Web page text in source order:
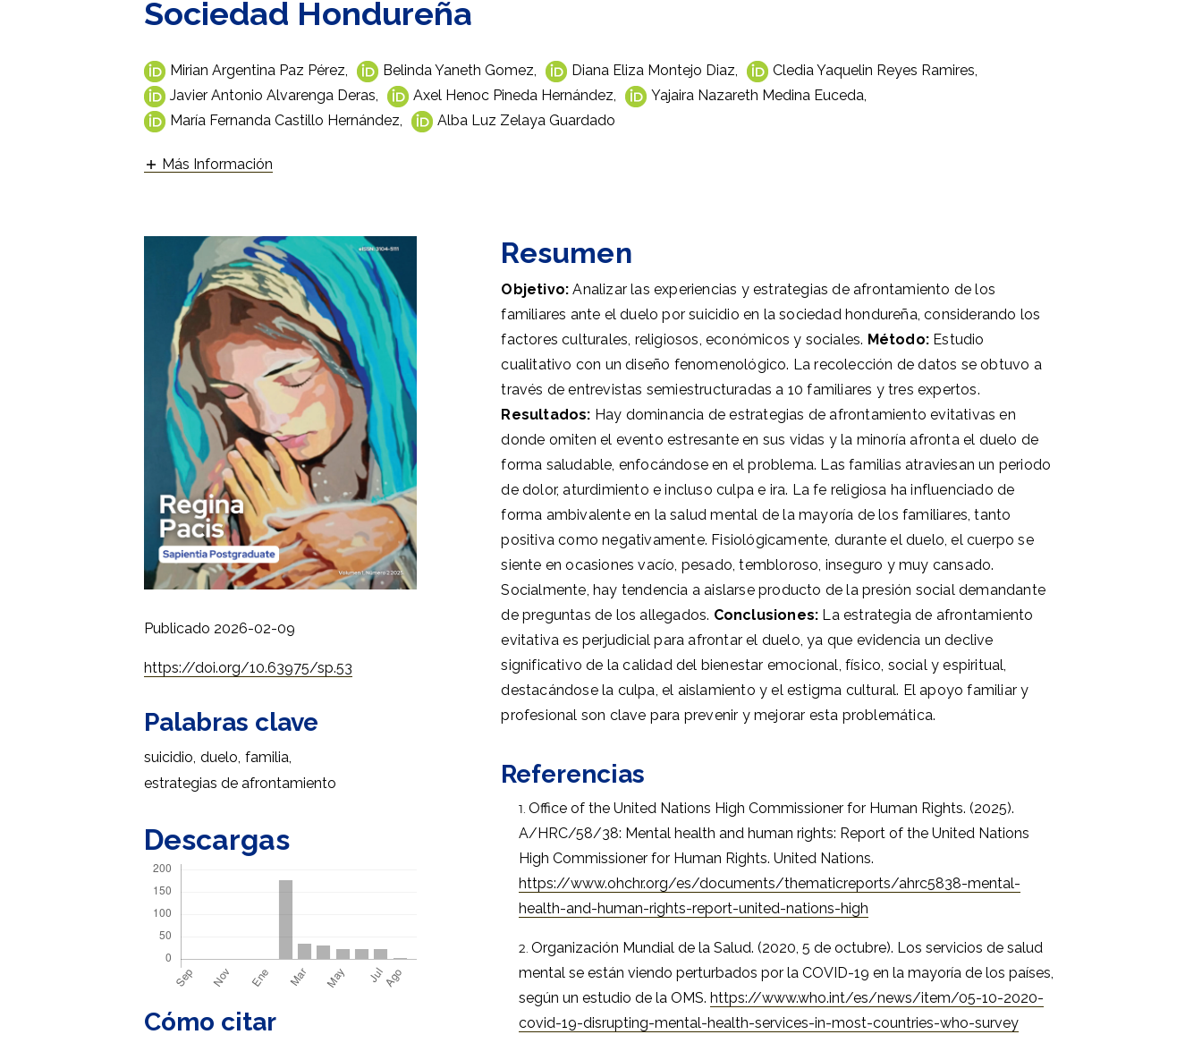
Sociedad Hondureña
Mirian Argentina Paz Pérez, Belinda Yaneth Gomez, Diana Eliza Montejo Diaz, Cledia Yaquelin Reyes Ramires,
Javier Antonio Alvarenga Deras, Axel Henoc Pineda Hernández, Yajaira Nazareth Medina Euceda,
María Fernanda Castillo Hernández, Alba Luz Zelaya Guardado
Más Información
Publicado 2026-02-09
https://doi.org/10.63975/sp.53
Palabras clave
suicidio duelo familia
estrategias de afrontamiento
Descargas
Cómo citar
Resumen
Objetivo: Analizar las experiencias y estrategias de afrontamiento de los
familiares ante el duelo por suicidio en la sociedad hondureña, considerando los
factores culturales, religiosos, económicos y sociales. Método: Estudio
cualitativo con un diseño fenomenológico. La recolección de datos se obtuvo a
través de entrevistas semiestructuradas a 10 familiares y tres expertos.
Resultados: Hay dominancia de estrategias de afrontamiento evitativas en
donde omiten el evento estresante en sus vidas y la minoría afronta el duelo de
forma saludable, enfocándose en el problema. Las familias atraviesan un periodo
de dolor, aturdimiento e incluso culpa e ira. La fe religiosa ha influenciado de
forma ambivalente en la salud mental de la mayoría de los familiares, tanto
positiva como negativamente. Fisiológicamente, durante el duelo, el cuerpo se
siente en ocasiones vacío, pesado, tembloroso, inseguro y muy cansado.
Socialmente, hay tendencia a aislarse producto de la presión social demandante
de preguntas de los allegados. Conclusiones: La estrategia de afrontamiento
evitativa es perjudicial para afrontar el duelo, ya que evidencia un declive
significativo de la calidad del bienestar emocional, físico, social y espiritual,
destacándose la culpa, el aislamiento y el estigma cultural. El apoyo familiar y
profesional son clave para prevenir y mejorar esta problemática.
Referencias
Office of the United Nations High Commissioner for Human Rights. (2025).
A/HRC/58/38: Mental health and human rights: Report of the United Nations
High Commissioner for Human Rights. United Nations.
https://www.ohchr.org/es/documents/thematicreports/ahrc5838-mental-
health-and-human-rights-report-united-nations-high
Organización Mundial de la Salud. (2020, 5 de octubre). Los servicios de salud
mental se están viendo perturbados por la COVID-19 en la mayoría de los países,
según un estudio de la OMS.https://www.who.int/es/news/item/05-10-2020-
covid-19-disrupting-mental-health-services-in-most-countries-who-survey